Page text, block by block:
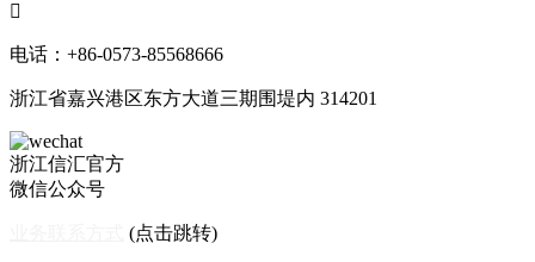

电话：+86-0573-85568666
浙江省嘉兴港区东方大道三期围堤内 314201
浙江信汇官方
微信公众号
(点击跳转)